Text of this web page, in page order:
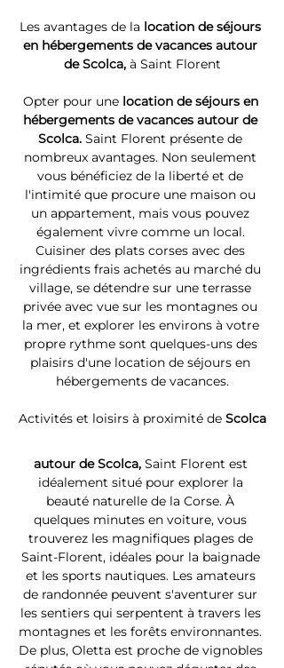
Les avantages de la location de séjours
en hébergements de vacances autour
de Scolca, à Saint Florent
Opter pour une location de séjours en
hébergements de vacances autour de
Scolca. Saint Florent présente de
nombreux avantages. Non seulement
vous bénéficiez de la liberté et de
l'intimité que procure une maison ou
un appartement, mais vous pouvez
également vivre comme un local.
Cuisiner des plats corses avec des
ingrédients frais achetés au marché du
village, se détendre sur une terrasse
privée avec vue sur les montagnes ou
la mer, et explorer les environs à votre
propre rythme sont quelques-uns des
plaisirs d'une location de séjours en
hébergements de vacances.
Activités et loisirs à proximité de Scolca
autour de Scolca, Saint Florent est
idéalement situé pour explorer la
beauté naturelle de la Corse. À
quelques minutes en voiture, vous
trouverez les magnifiques plages de
Saint-Florent, idéales pour la baignade
et les sports nautiques. Les amateurs
de randonnée peuvent s'aventurer sur
les sentiers qui serpentent à travers les
montagnes et les forêts environnantes.
De plus, Oletta est proche de vignobles